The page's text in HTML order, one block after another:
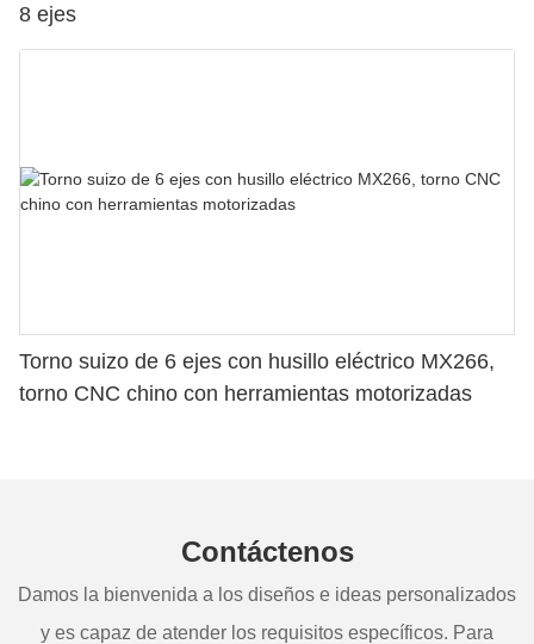
8 ejes
Torno suizo de 6 ejes con husillo eléctrico MX266,
torno CNC chino con herramientas motorizadas
Contáctenos
Damos la bienvenida a los diseños e ideas personalizados
y es capaz de atender los requisitos específicos. Para